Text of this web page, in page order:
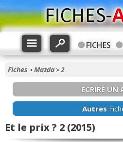
FICHES
Fiches >Mazda >2
ECRIRE UN
Autres
Et le prix ? 2 (2015)